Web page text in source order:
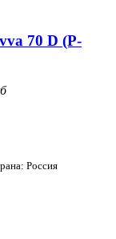
70 D (Р-
Россия